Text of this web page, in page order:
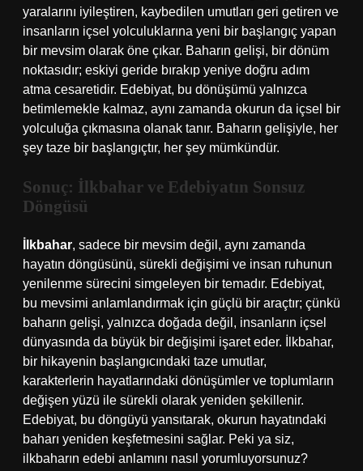
yaralarını iyileştiren, kaybedilen umutları geri getiren ve
insanların içsel yolculuklarına yeni bir başlangıç yapan
bir mevsim olarak öne çıkar. Baharın gelişi, bir dönüm
noktasıdır; eskiyi geride bırakıp yeniye doğru adım
atma cesaretidir. Edebiyat, bu dönüşümü yalnızca
betimlemekle kalmaz, aynı zamanda okurun da içsel bir
yolculuğa çıkmasına olanak tanır. Baharın gelişiyle, her
şey taze bir başlangıçtır, her şey mümkündür.
Sonuç: İlkbahar ve Edebiyatın Sonsuz
Döngüsü
İlkbahar, sadece bir mevsim değil, aynı zamanda
hayatın döngüsünü, sürekli değişimi ve insan ruhunun
yenilenme sürecini simgeleyen bir temadır. Edebiyat,
bu mevsimi anlamlandırmak için güçlü bir araçtır; çünkü
baharın gelişi, yalnızca doğada değil, insanların içsel
dünyasında da büyük bir değişimi işaret eder. İlkbahar,
bir hikayenin başlangıcındaki taze umutlar,
karakterlerin hayatlarındaki dönüşümler ve toplumların
değişen yüzü ile sürekli olarak yeniden şekillenir.
Edebiyat, bu döngüyü yansıtarak, okurun hayatındaki
baharı yeniden keşfetmesini sağlar. Peki ya siz,
ilkbaharın edebi anlamını nasıl yorumluyorsunuz?